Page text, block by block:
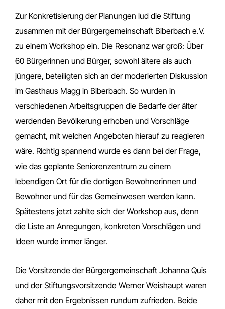
Zur Konkretisierung der Planungen lud die Stiftung
zusammen mit der Bürgergemeinschaft Biberbach e.V.
zu einem Workshop ein. Die Resonanz war groß: Über
60 Bürgerinnen und Bürger, sowohl ältere als auch
jüngere, beteiligten sich an der moderierten Diskussion
im Gasthaus Magg in Biberbach. So wurden in
verschiedenen Arbeitsgruppen die Bedarfe der älter
werdenden Bevölkerung erhoben und Vorschläge
gemacht, mit welchen Angeboten hierauf zu reagieren
wäre. Richtig spannend wurde es dann bei der Frage,
wie das geplante Seniorenzentrum zu einem
lebendigen Ort für die dortigen Bewohnerinnen und
Bewohner und für das Gemeinwesen werden kann.
Spätestens jetzt zahlte sich der Workshop aus, denn
die Liste an Anregungen, konkreten Vorschlägen und
Ideen wurde immer länger.
Die Vorsitzende der Bürgergemeinschaft Johanna Quis
und der Stiftungsvorsitzende Werner Weishaupt waren
daher mit den Ergebnissen rundum zufrieden. Beide